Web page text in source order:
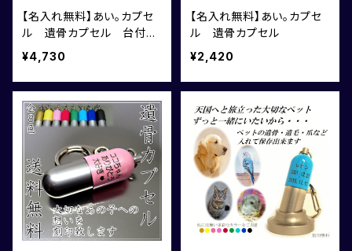
【名入れ無料】あい。カプセ
ル 遺骨カプセル 台付
2個セット
¥4,730
【名入れ無料】あい。カプセ
ル 遺骨カプセル
¥2,420